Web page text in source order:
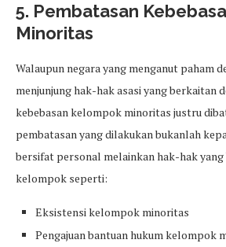
5. Pembatasan
Minoritas
Walaupun negara yang menganut paham
menjunjung hak-hak asasi yang berkaitan
kebebasan kelompok minoritas justru
pembatasan yang dilakukan bukanlah
bersifat personal melainkan hak-hak
kelompok seperti:
Eksistensi kelompok minoritas
Pengajuan bantuan hukum kelompok